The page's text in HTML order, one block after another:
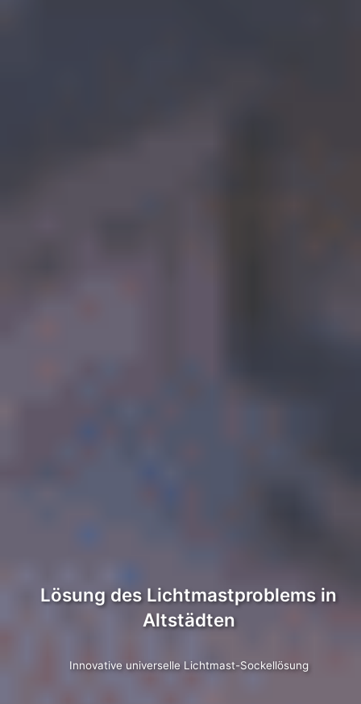
Lösung des Lichtmastproblems in
Altstädten
Innovative universelle Lichtmast-Sockellösung